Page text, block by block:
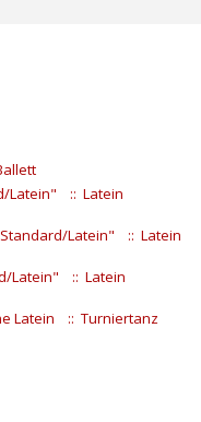
Latein" :: Latein
Latein" :: Latein
Latein" :: Latein
Latein :: Turniertanz